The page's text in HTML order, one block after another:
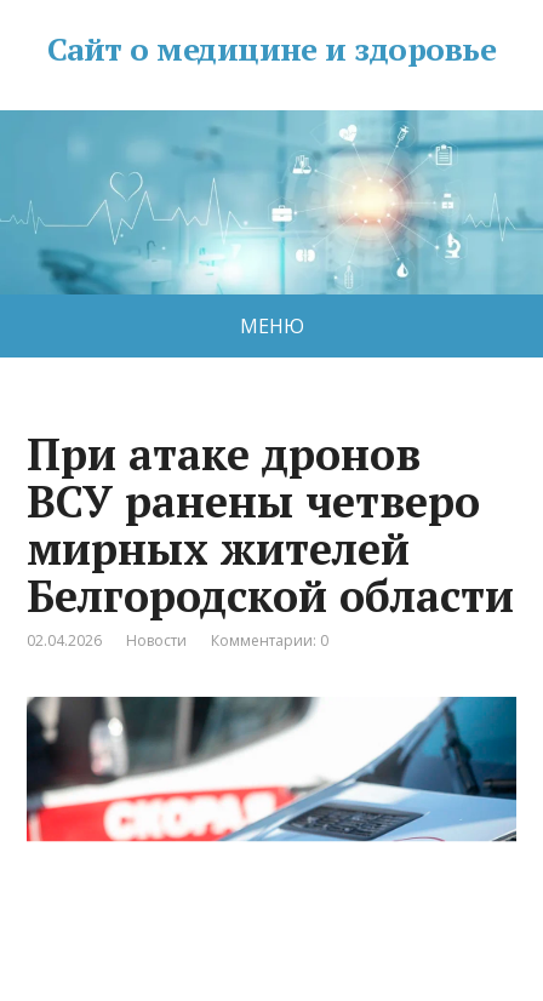
Сайт о медицине и здоровье
МЕНЮ
При атаке дронов
ВСУ ранены четверо
мирных жителей
Белгородской области
02.04.2026 Новости Комментарии: 0